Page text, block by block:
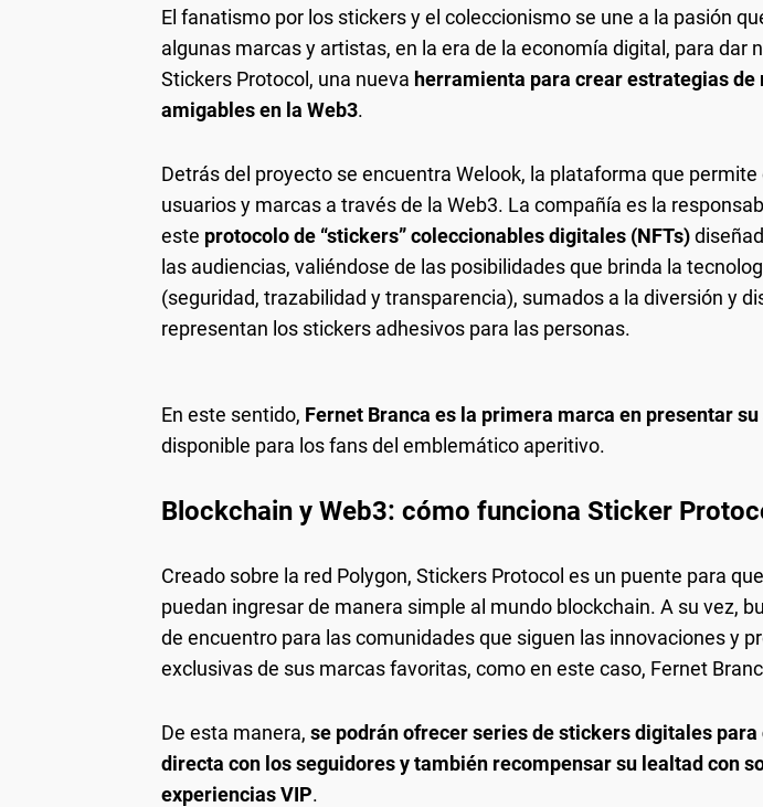
El fanatismo por los stickers y el coleccionismo se une a la pasión
algunas marcas y artistas, en la era de la economía digital, para dar
Stickers Protocol, una nueva herramienta para crear estrategias de
amigables en la Web3.
Detrás del proyecto se encuentra Welook, la plataforma que permite
usuarios y marcas a través de la Web3. La compañía es la
este protocolo de “stickers” coleccionables digitales (NFTs)
las audiencias, valiéndose de las posibilidades que brinda la
(seguridad, trazabilidad y transparencia), sumados a la diversión y
representan los stickers adhesivos para las personas.
En este sentido, Fernet Branca es la primera marca en presentar
disponible para los fans del emblemático aperitivo.
Blockchain y Web3: cómo funciona Sticker
Creado sobre la red Polygon, Stickers Protocol es un puente para
puedan ingresar de manera simple al mundo blockchain. A su vez,
de encuentro para las comunidades que siguen las innovaciones y
exclusivas de sus marcas favoritas, como en este caso, Fernet
De esta manera, se podrán ofrecer series de stickers digitales
directa con los seguidores y también recompensar su lealtad con
experiencias VIP.